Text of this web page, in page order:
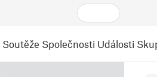
Soutěže Společnosti Události